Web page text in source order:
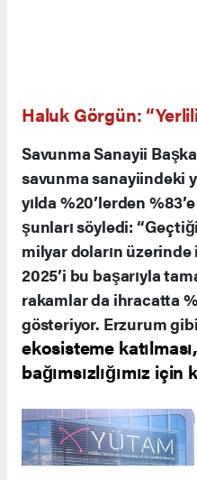
Haluk Görgün:
Savunma Sanayii
savunma sanayiindeki
yılda %20’lerden
şunları söyledi:
milyar doların
2025’i bu başarıyla
rakamlar da ihracatta
gösteriyor. Erzurum
ekosisteme
bağımsızlığımız